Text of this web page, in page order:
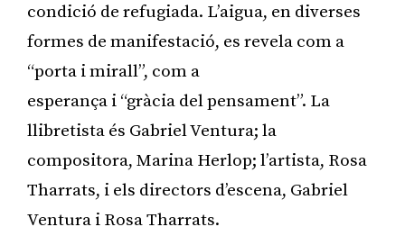
condició de refugiada. L’aigua, en diverses
formes de manifestació, es revela com a
“porta i mirall”, com a
esperança i “gràcia del pensament”. La
llibretista és Gabriel Ventura; la
compositora, Marina Herlop; l’artista, Rosa
Tharrats, i els directors d’escena, Gabriel
Ventura i Rosa Tharrats.